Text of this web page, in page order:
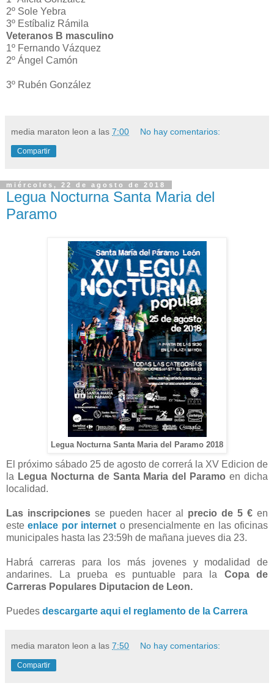
2º Sole Yebra
3º Estíbaliz Rámila
Veteranos B masculino
1º Fernando Vázquez
2º Ángel Camón
3º Rubén González
media maraton leon a las 7:00 No hay comentarios:
Compartir
miércoles, 22 de agosto de 2018
Legua Nocturna Santa Maria del
Paramo
Legua Nocturna Santa Maria del Paramo 2018
El próximo sábado 25 de agosto de correrá la XV Edicion de
la Legua Nocturna de Santa Maria del Paramoen dicha
localidad.
Las inscripciones se pueden hacer al precio de 5 € en
esteenlace por internet o presencialmente en las oficinas
municipales hasta las 23:59h de mañana jueves dia 23.
Habrá carreras para los más jovenes y modalidad de
andarines. La prueba es puntuable para la Copa de
Carreras Populares Diputacion de Leon.
Puedes descargarte aqui el reglamento de la Carrera
media maraton leon a las 7:50 No hay comentarios:
Compartir